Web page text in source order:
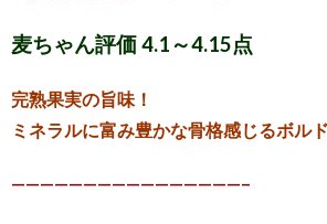
麦ちゃん評価 4.1～4.15点
完熟果実の旨味！
ミネラルに富み豊かな骨格感じるボル
————————————————–